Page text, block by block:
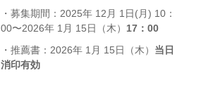
・募集期間：2025年 12月 1日(月) 10：
00〜2026年 1月 15日（木） 17：00
・推薦書：2026年 1月 15日（木） 当日
消印有効